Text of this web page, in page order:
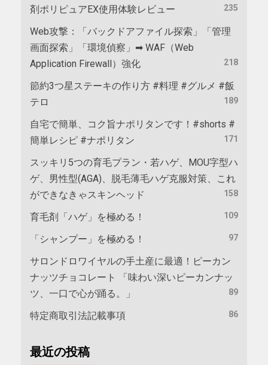
剤ポリピュアEX使用体験レビュー
235
Web攻撃：「バックドアファイル探索」「管理
画面探索」「環境偵察」➡ WAF（Web
Application Firewall）強化
218
節約3つ星ステーキの作り方 #料理 #グルメ #飯
テロ
189
自宅で簡単、コク旨ナポリタンです！#shorts #
簡単レシピ #ナポリタン
171
スッキリ5つの育毛プラン・若ハゲ、MOU字型ハ
ゲ、男性型(AGA)、脱毛薄毛ハゲ克服対策、これ
ができなきゃスキンヘッド
158
育毛剤「ハゲ」を極める！ 109
「シャンプー」を極める！ 97
サロンドロワイヤルの手土産に最適！ピーカン
ナッツチョコレート 「味わい深いピーカンナッ
ツ、一口で心が踊る。」
89
特定商取引法記載事項 86
最近の投稿